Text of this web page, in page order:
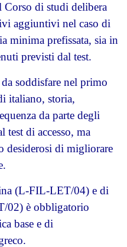
di studi delibera
aggiuntivi nel caso di
minima prefissata, sia in
previsti dal test.
soddisfare nel primo
italiano, storia,
da parte degli
test di accesso, ma
desiderosi di migliorare
(L-FIL-LET/04) e di
02) è obbligatorio
base e di